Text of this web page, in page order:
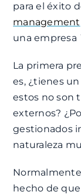
para el éxito
management
una empresa
La primera
es, ¿tienes
estos no son
externos?
gestionados
naturaleza
Normalmente
hecho de